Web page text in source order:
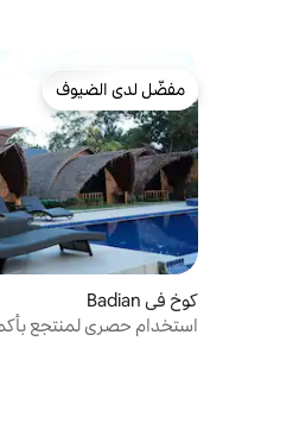
مفضّل لدى الضيوف
مفضّل لدى الضيوف
كوخ في Badian
استخدام حصري لمنتجع